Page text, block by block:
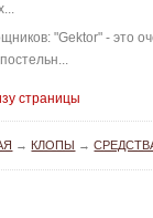
"Gektor" - это
страницы
→ КЛОПЫ →